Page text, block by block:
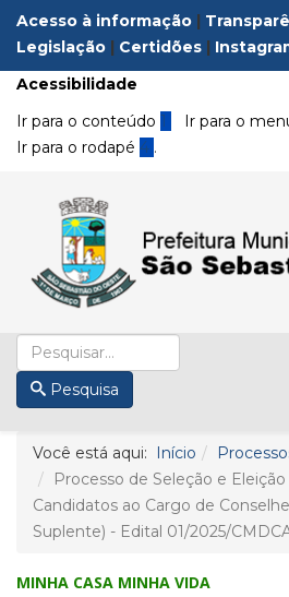
Acesso à informação |
Legislação | Certidões |
Acessibilidade
Ir para o conteúdo 1 Ir para o
Ir para o rodapé 4 .
Pesquisa
Você está aqui: Início
Processo de Seleção e
Candidatos ao Cargo de
Suplente) - Edital 01/2025/
MINHA CASA MINHA VIDA